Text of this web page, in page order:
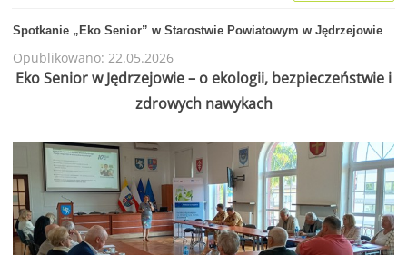
Spotkanie „Eko Senior” w Starostwie Powiatowym w Jędrzejowie
Opublikowano: 22.05.2026
Eko Senior w Jędrzejowie – o ekologii, bezpieczeństwie i
zdrowych nawykach